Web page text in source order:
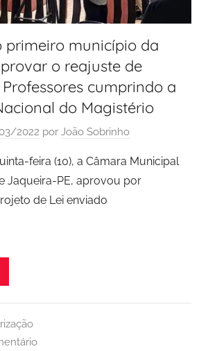
primeiro município da
o reajuste de
Professores cumprindo a
do Magistério
2022 por João Sobrinho
feira (10), a Câmara Municipal
Jaqueira-PE, aprovou por
de Lei enviado